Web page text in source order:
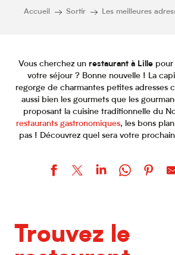
Accueil Sortir Les meilleures
Vous cherchez un restaurant à Lillepour
votre séjour ? Bonne nouvelle ! La
regorge de charmantes petites adresses
aussi bien les gourmets que les
proposant la cuisine traditionnelle du
restaurants gastronomiques, les bons
pas ! Découvrez quel sera votre
Crêperie du Sébasto
Crêperie de Lille
Trouvez le